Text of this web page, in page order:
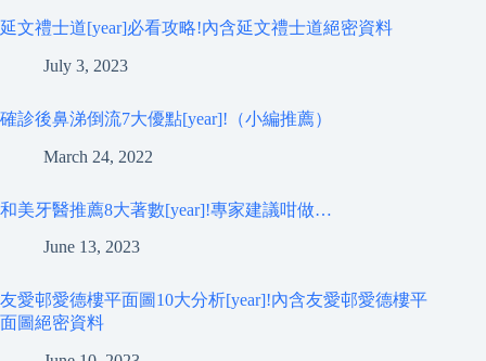
延文禮士道[year]必看攻略!內含延文禮士道絕密資料
July 3, 2023
確診後鼻涕倒流7大優點[year]!（小編推薦）
March 24, 2022
和美牙醫推薦8大著數[year]!專家建議咁做…
June 13, 2023
友愛邨愛德樓平面圖10大分析[year]!內含友愛邨愛德樓平
面圖絕密資料